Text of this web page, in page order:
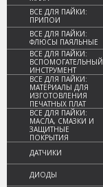
ВСЕ ДЛЯ ПАЙКИ:
ПРИПОИ
ВСЕ ДЛЯ ПАЙКИ:
ФЛЮСЫ ПАЯЛЬНЫЕ
ВСЕ ДЛЯ ПАЙКИ:
ВСПОМОГАТЕЛЬНЫЙ
ИНСТРУМЕНТ
ВСЕ ДЛЯ ПАЙКИ:
МАТЕРИАЛЫ ДЛЯ
ИЗГОТОВЛЕНИЯ
ПЕЧАТНЫХ ПЛАТ
ВСЕ ДЛЯ ПАЙКИ:
МАСЛА, СМАЗКИ И
ЗАЩИТНЫЕ
ПОКРЫТИЯ
ДАТЧИКИ
ДИОДЫ